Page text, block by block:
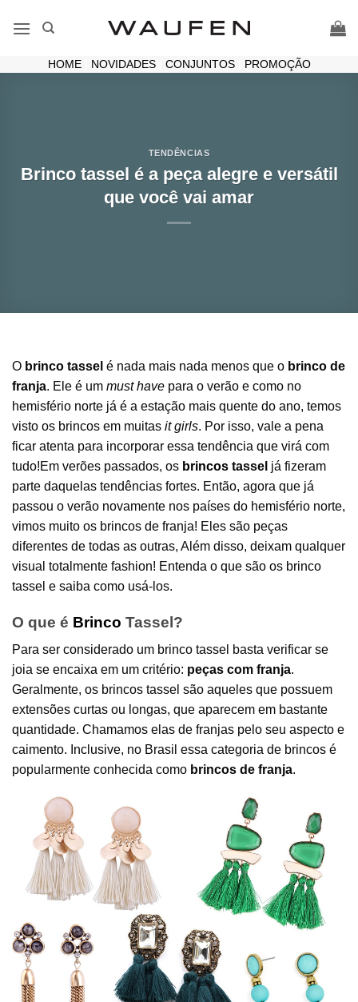
HOME| NOVIDADES| CONJUNTOS| PROMOÇÃO
TENDÊNCIAS
Brinco tassel é a peça alegre e versátil
que você vai amar
O brinco tassel é nada mais nada menos que o brinco de
franja. Ele é um must have para o verão e como no
hemisfério norte já é a estação mais quente do ano, temos
visto os brincos em muitas it girls. Por isso, vale a pena
ficar atenta para incorporar essa tendência que virá com
tudo!Em verões passados, os brincos tassel já fizeram
parte daquelas tendências fortes. Então, agora que já
passou o verão novamente nos países do hemisfério norte,
vimos muito os brincos de franja! Eles são peças
diferentes de todas as outras, Além disso, deixam qualquer
visual totalmente fashion! Entenda o que são os brinco
tassel e saiba como usá-los.
O que é Brinco Tassel?
Para ser considerado um brinco tassel basta verificar se
joia se encaixa em um critério: peças com franja.
Geralmente, os brincos tassel são aqueles que possuem
extensões curtas ou longas, que aparecem em bastante
quantidade. Chamamos elas de franjas pelo seu aspecto e
caimento. Inclusive, no Brasil essa categoria de brincos é
popularmente conhecida como brincos de franja.